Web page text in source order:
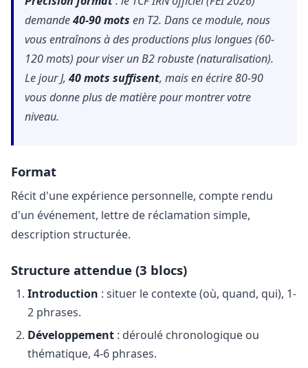
demande40-90 mots en T2. Dans ce module, nous
vous entraînons à des productions plus longues (60-
120 mots) pour viser un B2 robuste (naturalisation).
Le jour J, 40 mots suffisent, mais en écrire 80-90
vous donne plus de matière pour montrer votre
niveau.
Format
Récit d'une expérience personnelle, compte rendu
d'un événement, lettre de réclamation simple,
description structurée.
Structure attendue (3 blocs)
Introduction : situer le contexte (où, quand, qui), 1-
2 phrases.
Développement : déroulé chronologique ou
thématique, 4-6 phrases.